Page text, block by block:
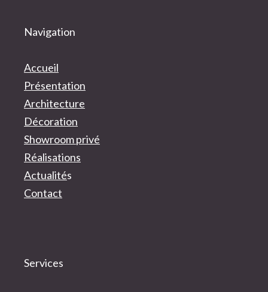
Navigation
Accueil
Présentation
Architecture
Décoration
Showroom privé
Réalisations
Actualités
Contact
Services